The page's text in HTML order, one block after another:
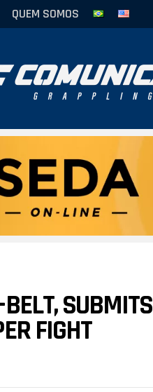
QUEM SOMOS
SUBMITS
FIGHT